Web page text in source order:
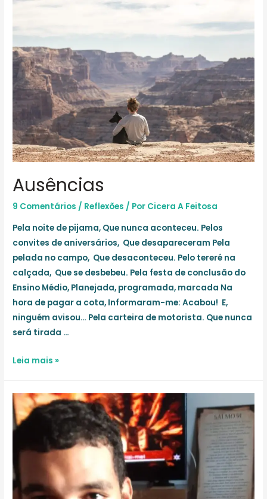
Ausências
9 Comentários / Reflexões / Por Cicera A Feitosa
Pela noite de pijama, Que nunca aconteceu. Pelos
convites de aniversários, Que desapareceram Pela
pelada no campo, Que desaconteceu. Pelo tereré na
calçada, Que se desbebeu. Pela festa de conclusão do
Ensino Médio, Planejada, programada, marcada Na
hora de pagar a cota, Informaram-me: Acabou! E,
ninguém avisou… Pela carteira de motorista. Que nunca
será tirada …
Ausências
Leia mais »